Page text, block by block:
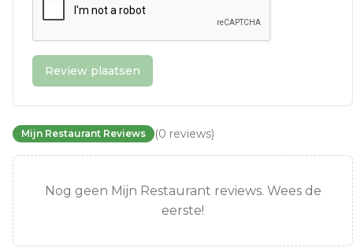
Review plaatsen
Mijn Restaurant Reviews (0 reviews)
Nog geen Mijn Restaurant reviews. Wees de
eerste!